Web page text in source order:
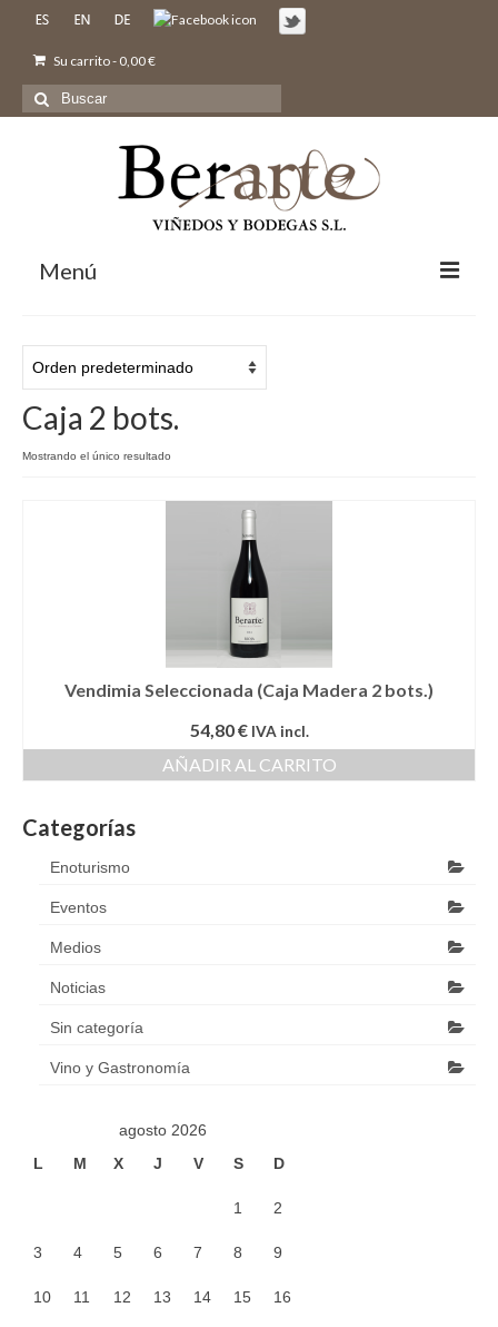
Su carrito- 0,00€
Buscar
por:
Menú
Nosotros
Vinos
Caja 2 bots.
Mostrando el único resultado
Vendimia Seleccionada (Caja Madera 2 bots.)
54,80€ IVA incl.
AÑADIR AL CARRITO
Categorías
Enoturismo
Eventos
Medios
Noticias
Sin categoría
Vino y Gastronomía
agosto 2026
L
M X J V S D
1 2
3 4 5 6 7 8 9
10 11 12 13 14 15 16